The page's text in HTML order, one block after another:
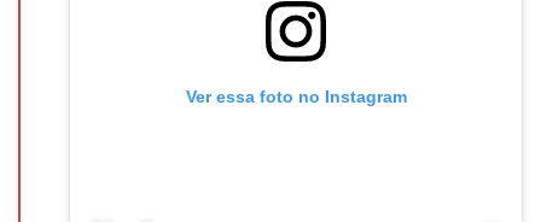
Ver essa foto no Instagram